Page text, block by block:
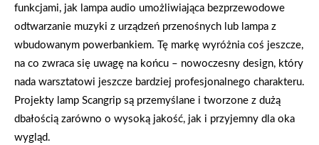
funkcjami, jak lampa audio umożliwiająca bezprzewodowe
odtwarzanie muzyki z urządzeń przenośnych lub lampa z
wbudowanym powerbankiem. Tę markę wyróżnia coś jeszcze,
na co zwraca się uwagę na końcu – nowoczesny design, który
nada warsztatowi jeszcze bardziej profesjonalnego charakteru.
Projekty lamp Scangrip są przemyślane i tworzone z dużą
dbałością zarówno o wysoką jakość, jak i przyjemny dla oka
wygląd.